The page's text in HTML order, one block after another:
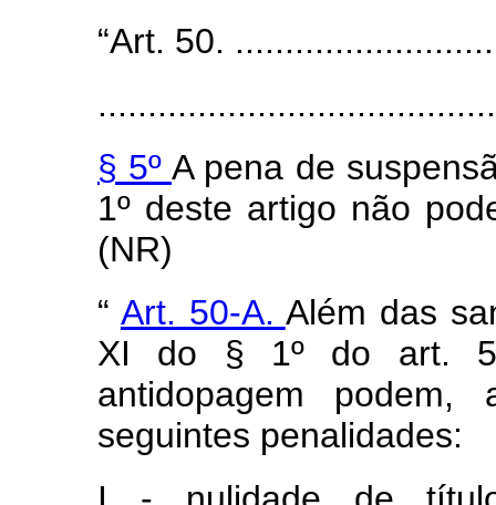
“Art. 50.
§ 5º A pena de
1º deste artigo não
(NR)
“ Art. 50-A. Além das
XI do § 1º do art.
antidopagem
seguintes penalidades: